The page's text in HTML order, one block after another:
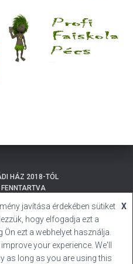
HÁZ 2018-TÓL
BALATONMÁRIAFÜRDŐ
HIVATALOS HONLAP
KELLER CSALÁDI HÁZ
javítása érdekében sütiket
hogy elfogadja ezt a
ezt a webhelyet használja.
your experience. We'll
as long as you are using this
X